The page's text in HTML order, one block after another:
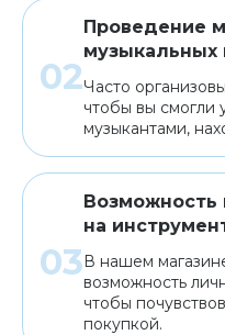
Проведение
музыкальных
Часто
чтобы вы смогли
музыкантами,
Возможность
на
В нашем
возможность
чтобы
покупкой.